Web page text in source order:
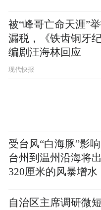
被“峰哥亡命天涯”
漏税，《铁齿铜牙纪
编剧汪海林回应
现代快报
受台风“白海豚”影
台州到温州沿海将
320厘米的风暴增水
自治区主席调研微